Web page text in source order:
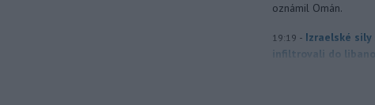
oznámil Omán.
19:19 - Izraelské sily
infiltrovali do
val. Dedina je